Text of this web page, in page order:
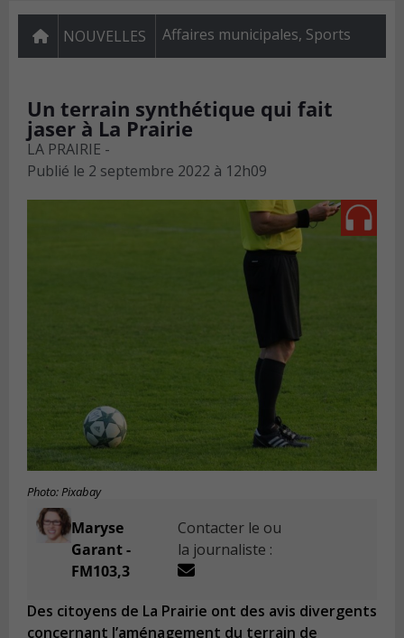
NOUVELLES Affaires municipales, Sports
Un terrain synthétique qui fait
jaser à La Prairie
LA PRAIRIE -
Publié le 2 septembre 2022 à 12h09
Photo: Pixabay
Maryse
Garant -
FM103,3
Contacter le ou
la journaliste :
Des citoyens de La Prairie ont des avis divergents
concernant l’aménagement du terrain de